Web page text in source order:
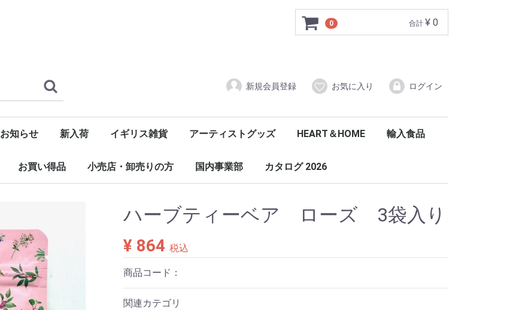
0 合計 ¥ 0
新規会員登録 お気に入り ログイン
お知らせ 新入荷 イギリス雑貨
ハウスオブデザスター
雑貨
マグネット
食器
アパレル
オリンピック
History&Heraldry ウォッチオーバーブードゥー
センチメントキッチンタオル
ジッパーパル
ロイヤルベビー
アーティストグッズ
BEATLES
ローリングストーンズ
oasis
QUEEN
DEAVID BOWIE
sex pistols
その他ミュージシャン
HEART＆HOME
Hallmark
Ｈ＆Ｈ
輸入食品
お買い得品 小売店・卸売りの方 国内事業部 カタログ 2026
ハーブティーベア ローズ 3袋入り
¥ 864 税込
商品コード：
関連カテゴリ